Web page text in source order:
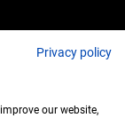
Privacy policy
our website,